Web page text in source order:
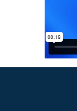
Motori elettrici
Radialkolben-
Für Bondioli &